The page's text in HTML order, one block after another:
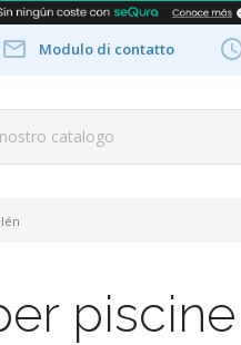
 Modulo di contatto